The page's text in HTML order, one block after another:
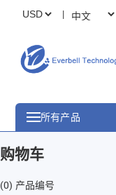
所有产品
购物车
(0) 产品编号